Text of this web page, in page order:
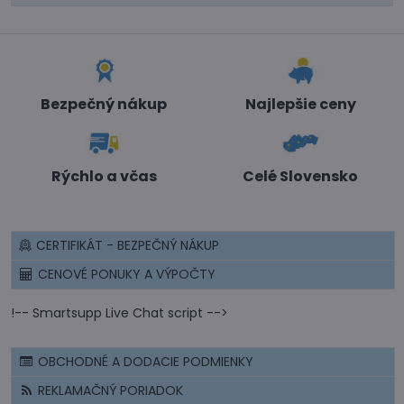
Bezpečný nákup Najlepšie ceny
Rýchlo a včas Celé Slovensko
CERTIFIKÁT - BEZPEČNÝ NÁKUP
CENOVÉ PONUKY A VÝPOČTY
!-- Smartsupp Live Chat script -->
OBCHODNÉ A DODACIE PODMIENKY
REKLAMAČNÝ PORIADOK